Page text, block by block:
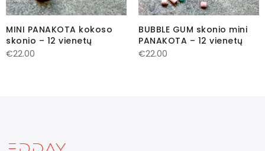
MINI PANAKOTA kokoso
skonio – 12 vienetų
€22.00
BUBBLE GUM skonio mini
PANAKOTA – 12 vienetų
€22.00